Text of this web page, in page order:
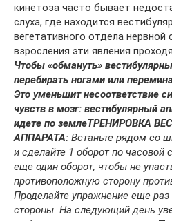
кинетоза часто бывает
слуха, где находится
вегетативного отдела
взросления эти явления
Чтобы «обмануть» вести
перебирать ногами или
Это уменьшит несоответствие
чувств в мозг: вестибулярный
идете по землеТРЕНИРОВКА
АППАРАТА: Встаньте рядом со
и сделайте 1 оборот по часовой
еще один оборот, чтобы не
противоположную сторону
Проделайте упражнение еще
стороны. На следующий день